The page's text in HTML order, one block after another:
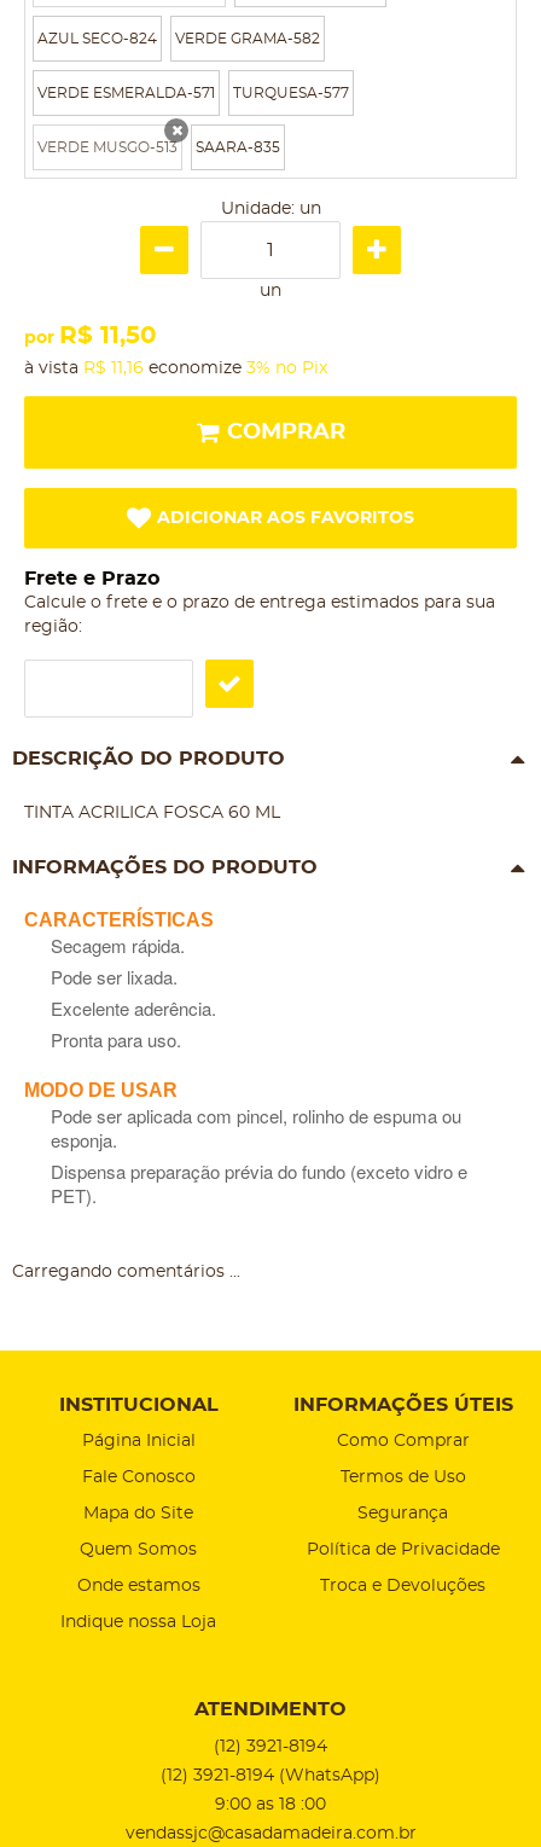
AZUL SECO-824 VERDE GRAMA-582
VERDE ESMERALDA-571 TURQUESA-577
VERDE MUSGO-513
x SAARA-835
Unidade: un
un
por R$ 11,50
à vista R$ 11,16 economize 3% no Pix
COMPRAR
ADICIONAR AOS FAVORITOS
Frete e Prazo
Calcule o frete e o prazo de entrega estimados para sua
região:
DESCRIÇÃO DO PRODUTO
TINTA ACRILICA FOSCA 60 ML
INFORMAÇÕES DO PRODUTO
CARACTERÍSTICAS
Secagem rápida.
Pode ser lixada.
Excelente aderência.
Pronta para uso.
MODO DE USAR
Pode ser aplicada com pincel, rolinho de espuma ou
esponja.
Dispensa preparação prévia do fundo (exceto vidro e
PET).
Carregando comentários ...
INSTITUCIONAL
Página Inicial
Fale Conosco
Mapa do Site
Quem Somos
Onde estamos
Indique nossa Loja
INFORMAÇÕES ÚTEIS
Como Comprar
Termos de Uso
Segurança
Política de Privacidade
Troca e Devoluções
ATENDIMENTO
(12) 3921-8194
(12) 3921-8194 (WhatsApp)
9:00 as 18 :00
vendassjc@casadamadeira.com.br